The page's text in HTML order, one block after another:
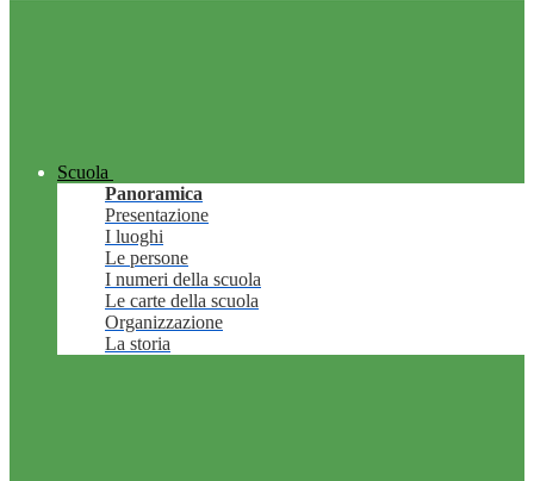
Scuola
Panoramica
Presentazione
I luoghi
Le persone
I numeri della scuola
Le carte della scuola
Organizzazione
La storia